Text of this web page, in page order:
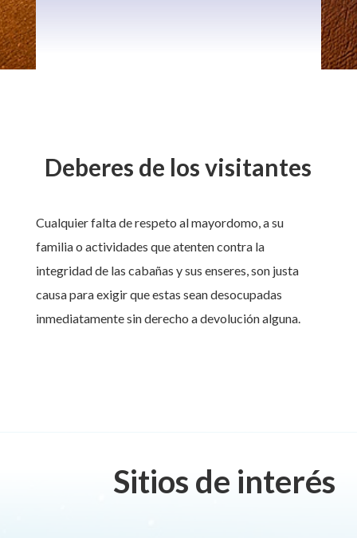
Deberes de los visitantes
Cualquier falta de respeto al mayordomo, a su
familia o actividades que atenten contra la
integridad de las cabañas y sus enseres, son justa
causa para exigir que estas sean desocupadas
inmediatamente sin derecho a devolución alguna.
Sitios de interés